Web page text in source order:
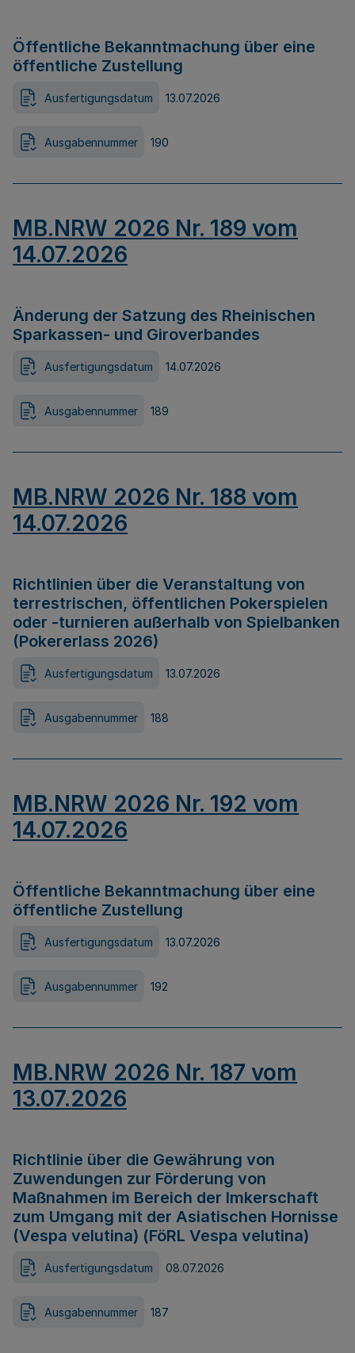
Öffentliche Bekanntmachung über eine
öffentliche Zustellung
Ausfertigungsdatum 13.07.2026
Ausgabennummer 190
MB.NRW 2026 Nr. 189 vom
14.07.2026
Änderung der Satzung des Rheinischen
Sparkassen- und Giroverbandes
Ausfertigungsdatum 14.07.2026
Ausgabennummer 189
MB.NRW 2026 Nr. 188 vom
14.07.2026
Richtlinien über die Veranstaltung von
terrestrischen, öffentlichen Pokerspielen
oder -turnieren außerhalb von Spielbanken
(Pokererlass 2026)
Ausfertigungsdatum 13.07.2026
Ausgabennummer 188
MB.NRW 2026 Nr. 192 vom
14.07.2026
Öffentliche Bekanntmachung über eine
öffentliche Zustellung
Ausfertigungsdatum 13.07.2026
Ausgabennummer 192
MB.NRW 2026 Nr. 187 vom
13.07.2026
Richtlinie über die Gewährung von
Zuwendungen zur Förderung von
Maßnahmen im Bereich der Imkerschaft
zum Umgang mit der Asiatischen Hornisse
(Vespa velutina) (FöRL Vespa velutina)
Ausfertigungsdatum 08.07.2026
Ausgabennummer 187